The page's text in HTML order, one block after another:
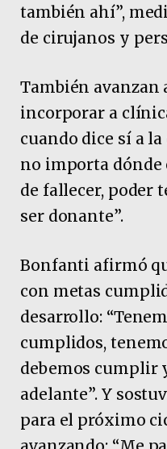
también ahí”,
de cirujanos y
También avanzan
incorporar a
cuando dice sí a
no importa dónde
de fallecer, poder
ser donante”.
Bonfanti afirmó
con metas
desarrollo:
cumplidos,
debemos cumplir
adelante”. Y
para el próximo